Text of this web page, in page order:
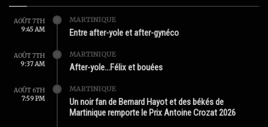
AOÛT 7TH
9:45 AM
MARTINIQUE
Entre after-yole et after-gynéco
AOÛT 7TH
9:37 AM
MARTINIQUE
After-yole…Félix et bouées
AOÛT 6TH
7:59 PM
MARTINIQUE
Un noir fan de Bernard Hayot et des békés de
Martinique remporte le Prix Antoine Crozat 2026